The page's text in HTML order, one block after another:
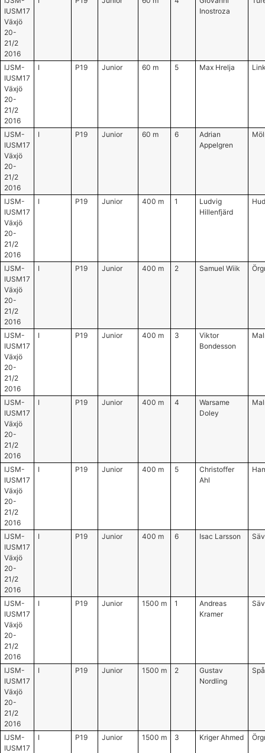
IUSM17
Växjö
20-
21/2
2016
Inostroza
IJSM-
IUSM17
Växjö
20-
21/2
2016
I P19 Junior 60 m 5 Max Hrelja
IJSM-
IUSM17
Växjö
20-
21/2
2016
I P19 Junior 60 m 6
Adrian
Appelgren
IJSM-
IUSM17
Växjö
20-
21/2
2016
I P19 Junior 400 m 1
Ludvig
Hillenfjärd
IJSM-
IUSM17
Växjö
20-
21/2
2016
I P19 Junior 400 m 2 Samuel Wiik
IJSM-
IUSM17
Växjö
20-
21/2
2016
I P19 Junior 400 m 3
Viktor
Bondesson
IJSM-
IUSM17
Växjö
20-
21/2
2016
I P19 Junior 400 m 4
Warsame
Doley
IJSM-
IUSM17
Växjö
20-
21/2
2016
I P19 Junior 400 m 5
Christoffer
Ahl
IJSM-
IUSM17
Växjö
20-
21/2
2016
I P19 Junior 400 m 6 Isac Larsson
IJSM-
IUSM17
Växjö
20-
21/2
2016
I P19 Junior 1500 m 1
Andreas
Kramer
IJSM-
IUSM17
Växjö
20-
21/2
2016
I P19 Junior 1500 m 2
Gustav
Nordling
IJSM-
IUSM17
I P19 Junior 1500 m 3 Kriger Ahmed